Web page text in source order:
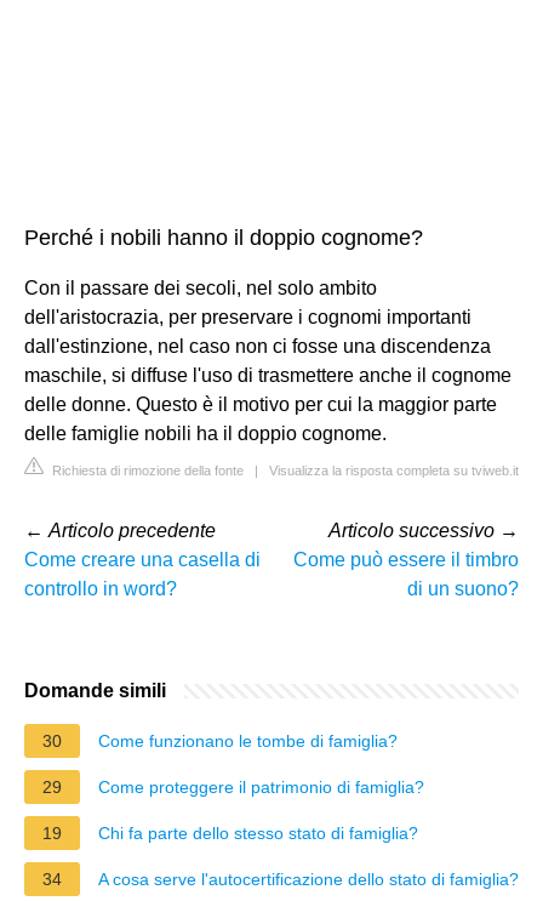
Perché i nobili hanno il doppio cognome?
Con il passare dei secoli, nel solo ambito
dell'aristocrazia, per preservare i cognomi importanti
dall'estinzione, nel caso non ci fosse una discendenza
maschile, si diffuse l'uso di trasmettere anche il cognome
delle donne. Questo è il motivo per cui la maggior parte
delle famiglie nobili ha il doppio cognome.
Richiesta di rimozione della fonte | Visualizza la risposta completa su tviweb.it
← Articolo precedente
Come creare una casella di
controllo in word?
Articolo successivo →
Come può essere il timbro
di un suono?
Domande simili
30 Come funzionano le tombe di famiglia?
29 Come proteggere il patrimonio di famiglia?
19 Chi fa parte dello stesso stato di famiglia?
34 A cosa serve l'autocertificazione dello stato di famiglia?